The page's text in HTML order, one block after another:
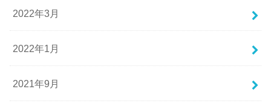
2022年3月
2022年1月
2021年9月